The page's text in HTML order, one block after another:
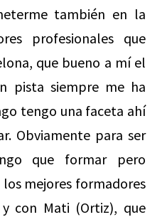
también en la
profesionales que
que bueno a mí el
pista siempre me ha
tengo una faceta ahí
Obviamente para ser
que formar pero
mejores formadores
con Mati (Ortiz), que